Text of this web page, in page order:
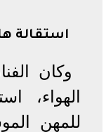
استقالة
وكان
الهواء،
للمهن